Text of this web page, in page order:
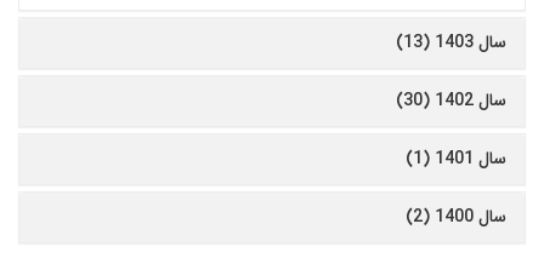
سال 1403 (13)
سال 1402 (30)
سال 1401 (1)
سال 1400 (2)